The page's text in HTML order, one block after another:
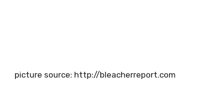
picture source: http://bleacherreport.com